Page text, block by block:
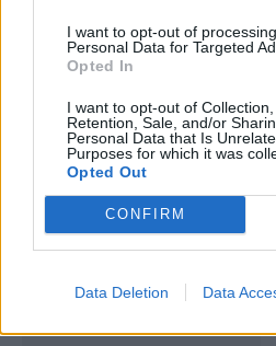
I want to opt-out of
Personal Data for Targeted
Opted In
I want to opt-out of Collection,
Retention, Sale, and/or
Personal Data that Is
Purposes for which it was
Opted Out
CONFIRM
Data Deletion Data
Capacita Jovem de
jovens ao mundo do